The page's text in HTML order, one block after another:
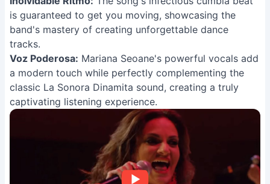
is guaranteed to get you moving, showcasing the
band's mastery of creating unforgettable dance
tracks.
Voz Poderosa: Mariana Seoane's powerful vocals add
a modern touch while perfectly complementing the
classic La Sonora Dinamita sound, creating a truly
captivating listening experience.